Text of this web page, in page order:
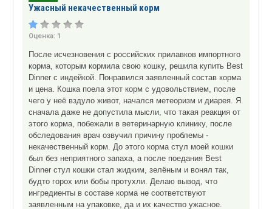
Ужасный некачественный корм
Оценка: 1
После исчезновения с российских прилавков импортного
корма, которым кормила свою кошку, решила купить Best
Dinner с индейкой. Понравился заявленный состав корма
и цена. Кошка поела этот корм с удовольствием, после
чего у неё вздуло живот, начался метеоризм и диарея. Я
сначала даже не допустила мысли, что такая реакция от
этого корма, побежали в ветеринарную клинику, после
обследования врач озвучил причину проблемы -
некачественный корм. До этого корма стул моей кошки
был без неприятного запаха, а после поедания Best
Dinner стул кошки стал жидким, зелёным и вонял так,
будто горох или бобы протухли. Делаю вывод, что
ингредиенты в составе корма не соответствуют
заявленным на упаковке, да и их качество ужасное.